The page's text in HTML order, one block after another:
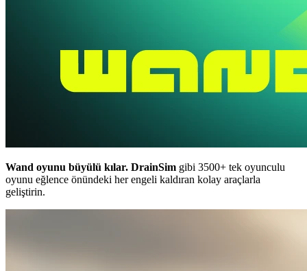
Wand oyunu büyülü kılar. DrainSim gibi 3500+ tek oyunculu
oyunu eğlence önündeki her engeli kaldıran kolay araçlarla
geliştirin.